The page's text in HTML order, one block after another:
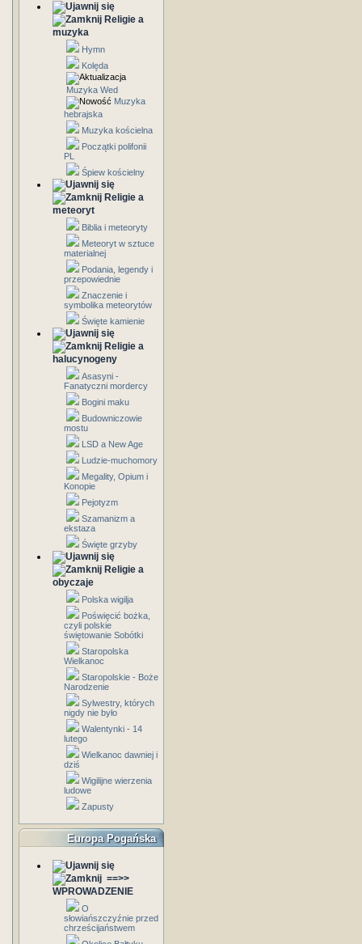
Religie a
muzyka
Hymn
Kolęda
Muzyka Wed
Muzyka
hebrajska
Muzyka kościelna
Początki polifonii
PL
Śpiew kościelny
Religie a
meteoryt
Biblia i meteoryty
Meteoryt w sztuce
materialnej
Podania, legendy i
przepowiednie
Znaczenie i
symbolika meteorytów
Święte kamienie
Religie a
halucynogeny
Asasyni -
Fanatyczni mordercy
Bogini maku
Budowniczowie
mostu
LSD a New Age
Ludzie-muchomory
Megality, Opium i
Konopie
Pejotyzm
Szamanizm a
ekstaza
Święte grzyby
Religie a
obyczaje
Polska wigilja
Poświęcić bożka,
czyli polskie
świętowanie Sobótki
Staropolska
Wielkanoc
Staropolskie - Boże
Narodzenie
Sylwestry, których
nigdy nie było
Walentynki - 14
lutego
Wielkanoc dawniej i
dziś
Wigilijne wierzenia
ludowe
Zapusty
Europa Pogańska
==>>
WPROWADZENIE
O
słowiańszczyźnie przed
chrześcijaństwem